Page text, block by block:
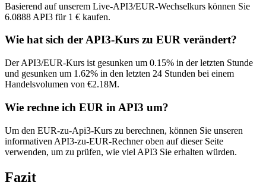
Basierend auf unserem Live-API3/EUR-Wechselkurs können Sie
6.0888 API3 für 1 € kaufen.
Wie hat sich der API3-Kurs zu EUR verändert?
Der API3/EUR-Kurs ist gesunken um 0.15% in der letzten Stunde
und gesunken um 1.62% in den letzten 24 Stunden bei einem
Handelsvolumen von €2.18M.
Wie rechne ich EUR in API3 um?
Um den EUR-zu-Api3-Kurs zu berechnen, können Sie unseren
informativen API3-zu-EUR-Rechner oben auf dieser Seite
verwenden, um zu prüfen, wie viel API3 Sie erhalten würden.
Fazit